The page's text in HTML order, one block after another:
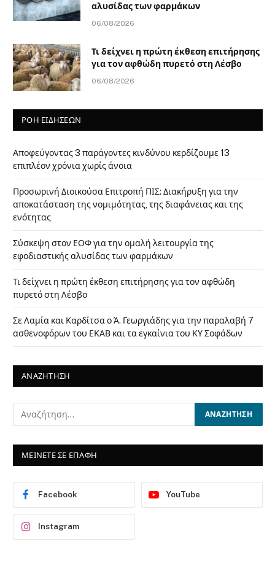
αλυσίδας των φαρμάκων
06/08/2026
Τι δείχνει η πρώτη έκθεση επιτήρησης
για τον αφθώδη πυρετό στη Λέσβο
06/08/2026
ΡΟΗ ΕΙΔΗΣΕΩΝ
Αποφεύγοντας 3 παράγοντες κινδύνου κερδίζουμε 13
επιπλέον χρόνια χωρίς άνοια
Προσωρινή Διοικούσα Επιτροπή ΠΙΣ: Διακήρυξη για την
αποκατάσταση της νομιμότητας, της διαφάνειας και της
ενότητας
Σύσκεψη στον ΕΟΦ για την ομαλή λειτουργία της
εφοδιαστικής αλυσίδας των φαρμάκων
Τι δείχνει η πρώτη έκθεση επιτήρησης για τον αφθώδη
πυρετό στη Λέσβο
Σε Λαμία και Καρδίτσα ο Ά. Γεωργιάδης για την παραλαβή 7
ασθενοφόρων του ΕΚΑΒ και τα εγκαίνια του ΚΥ Σοφάδων
ΑΝΑΖΗΤΗΣΗ
ΜΕΙΝΕΤΕ ΣΕ ΕΠΑΦΗ
Facebook YouTube
Instagram